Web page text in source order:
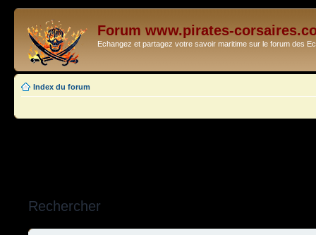
Forum www.pirates-
Echangez et partagez votre savoir maritime sur le forum des
Index du forum
Rechercher